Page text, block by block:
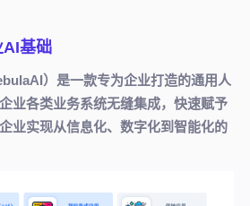
基础
）是一款专为企业打造的通用人
业各类业务系统无缝集成，快速赋予
业实现从信息化、数字化到智能化的